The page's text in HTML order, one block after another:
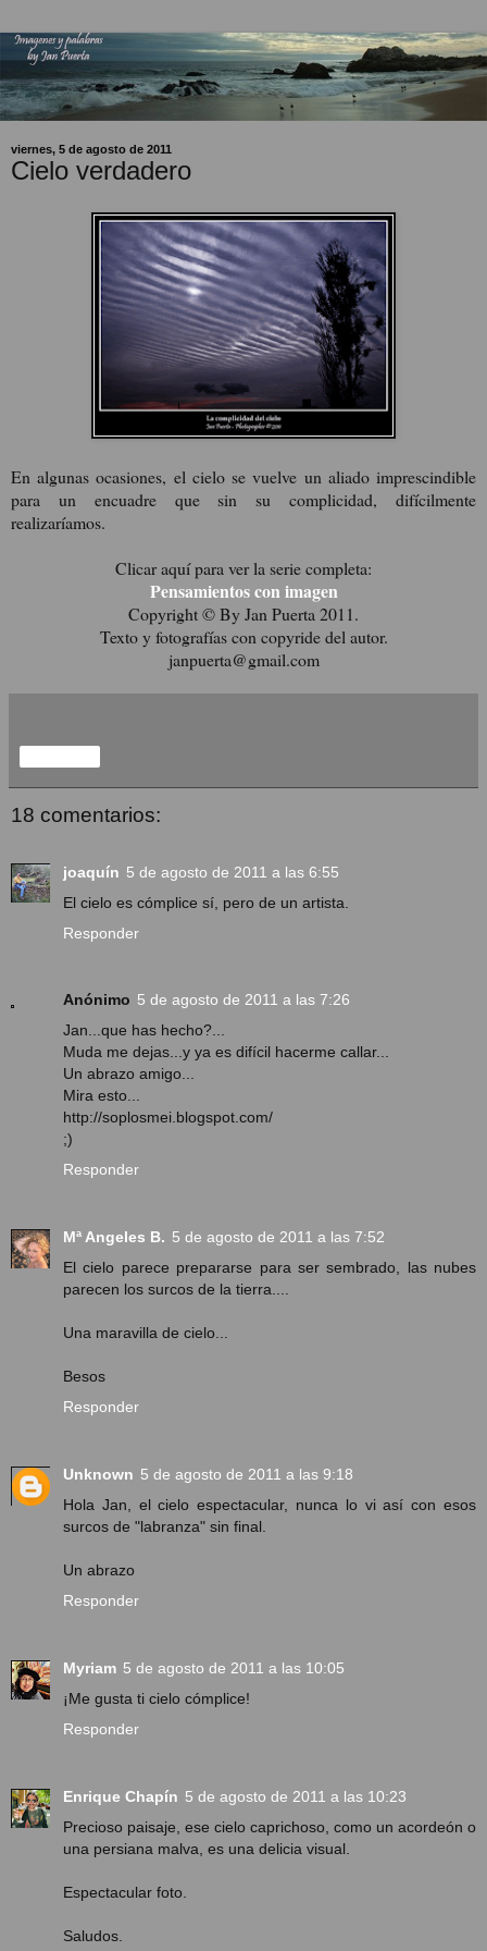
viernes, 5 de agosto de 2011
Cielo verdadero
En algunas ocasiones, el cielo se vuelve un aliado imprescindible
para un encuadre que sin su complicidad, difícilmente
realizaríamos.
Clicar aquí para ver la serie completa:
Pensamientos con imagen
Copyright © By Jan Puerta 2011.
Texto y fotografías con copyride del autor.
janpuerta@gmail.com
18 comentarios:
joaquín 5 de agosto de 2011 a las 6:55
El cielo es cómplice sí, pero de un artista.
Responder
Anónimo 5 de agosto de 2011 a las 7:26
Jan...que has hecho?...
Muda me dejas...y ya es difícil hacerme callar...
Un abrazo amigo...
Mira esto...
http://soplosmei.blogspot.com/
;)
Responder
Mª Angeles B. 5 de agosto de 2011 a las 7:52
El cielo parece prepararse para ser sembrado, las nubes
parecen los surcos de la tierra....
Una maravilla de cielo...
Besos
Responder
Unknown 5 de agosto de 2011 a las 9:18
Hola Jan, el cielo espectacular, nunca lo vi así con esos
surcos de "labranza" sin final.
Un abrazo
Responder
Myriam 5 de agosto de 2011 a las 10:05
¡Me gusta ti cielo cómplice!
Responder
Enrique Chapín 5 de agosto de 2011 a las 10:23
Precioso paisaje, ese cielo caprichoso, como un acordeón o
una persiana malva, es una delicia visual.
Espectacular foto.
Saludos.